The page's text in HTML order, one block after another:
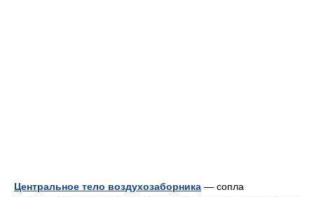
Центральное тело воздухозаборника — сопла